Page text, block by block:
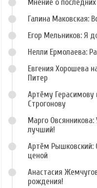
Мнение о
Галина Маковская:
Егор Мельников: Я
Нелли Ермолаева:
Евгения Хорошева
Питер
Артёму Герасимову
Строгонову
Марго
лучший!
Артём Рышковский:
ценой
Анастасия
рождения!